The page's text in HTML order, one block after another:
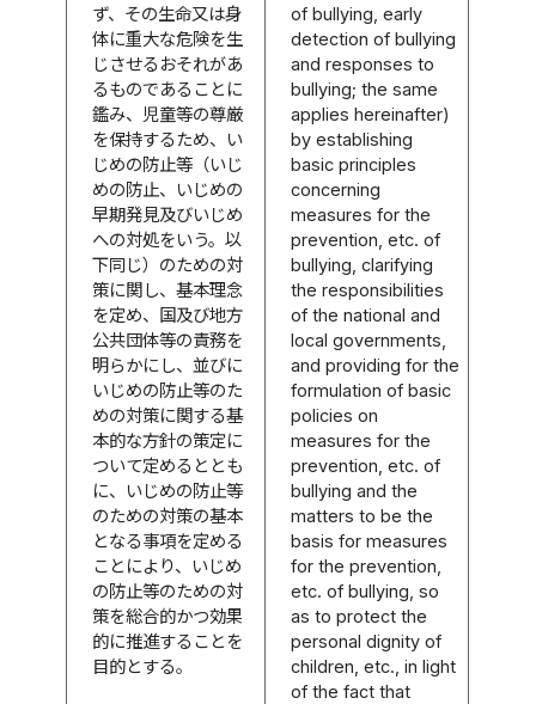
ず、その生命又は身
体に重大な危険を生
じさせるおそれがあ
るものであることに
鑑み、児童等の尊厳
を保持するため、い
じめの防止等（いじ
めの防止、いじめの
早期発見及びいじめ
への対処をいう。以
下同じ）のための対
策に関し、基本理念
を定め、国及び地方
公共団体等の責務を
明らかにし、並びに
いじめの防止等のた
めの対策に関する基
本的な方針の策定に
ついて定めるととも
に、いじめの防止等
のための対策の基本
となる事項を定める
ことにより、いじめ
の防止等のための対
策を総合的かつ効果
的に推進することを
目的とする。
of bullying, early
detection of bullying
and responses to
bullying; the same
applies hereinafter)
by establishing
basic principles
concerning
measures for the
prevention, etc. of
bullying, clarifying
the responsibilities
of the national and
local governments,
and providing for the
formulation of basic
policies on
measures for the
prevention, etc. of
bullying and the
matters to be the
basis for measures
for the prevention,
etc. of bullying, so
as to protect the
personal dignity of
children, etc., in light
of the fact that